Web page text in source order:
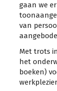
gaan we
van
Met trots
het
boeken)